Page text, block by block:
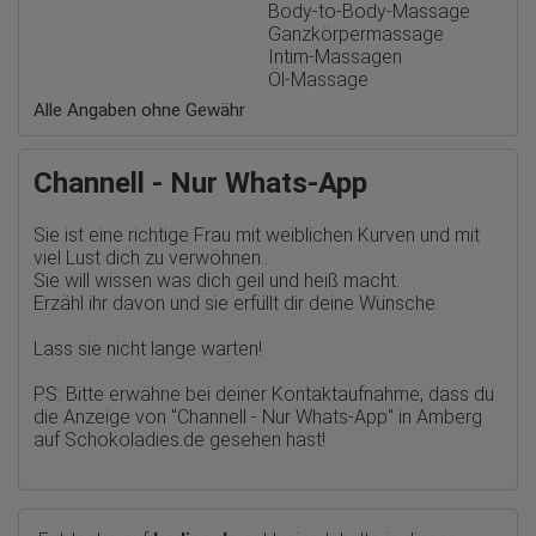
Die erzeugten Informationen über die Benutzung unserer
Webseiten sowie die von dem Browser übermittelte IP-Adresse
werden übertragen und gespeichert. Dabei können aus den
verarbeiteten Daten pseudonyme Nutzungsprofile der Nutzer
vorgeschrieben wird oder, soweit Dritte diese Daten im Auftrag
von Google verarbeiten. Die IP-Adresse der Nutzer wird von
oder in anderen Vertragsstaaten des Abkommens über den
Europäischen Wirtschaftsraum gekürzt, dies bedeutet, dass alle
Daten anonym erhoben werden. Nur in Ausnahmefällen wird die
volle IP-Adresse an einen Server von Google in den USA
übertragen und dort gekürzt. Die von dem Browser des Nutzers
zusammengeführt.
Erhobene Informationen zum Besucherverhalten sind folgende:
Herkunft (Land und Stadt)
Sprache
Body-to-Body-Massage
Ganzkörpermassage
Intim-Massagen
Öl-Massage
Alle Angaben ohne Gewähr
Channell - Nur Whats-App
Sie ist eine richtige Frau mit weiblichen Kurven und mit
viel Lust dich zu verwöhnen..
Sie will wissen was dich geil und heiß macht.
Erzähl ihr davon und sie erfüllt dir deine Wünsche.
Lass sie nicht lange warten!
PS: Bitte erwähne bei deiner Kontaktaufnahme, dass du
die Anzeige von "Channell - Nur Whats-App" in Amberg
auf Schokoladies.de gesehen hast!